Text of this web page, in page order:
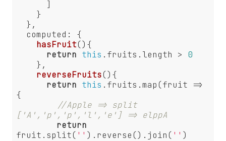
computed : {
hasFruit() {
return this .fruits.length > 0
reverseFruits() {
return this .fruits.map(fruit =>
{
//Apple => split
['A','p','p','l','e'] => elppA
return
fruit.split( '' ).reverse().join( '' )